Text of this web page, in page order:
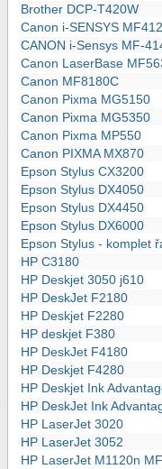
Brother DCP-T420W
Canon i-SENSYS
CANON i-Sensys MF-
Canon LaserBase
Canon MF8180C
Canon Pixma MG5150
Canon Pixma MG5350
Canon Pixma MP550
Canon PIXMA MX870
Epson Stylus CX3200
Epson Stylus DX4050
Epson Stylus DX4450
Epson Stylus DX6000
Epson Stylus - komplet
HP C3180
HP Deskjet 3050 j610
HP DeskJet F2180
HP Deskjet F2280
HP deskjet F380
HP DeskJet F4180
HP Deskjet F4280
HP Deskjet Ink
HP DeskJet Ink
HP LaserJet 3020
HP LaserJet 3052
HP LaserJet M1120n